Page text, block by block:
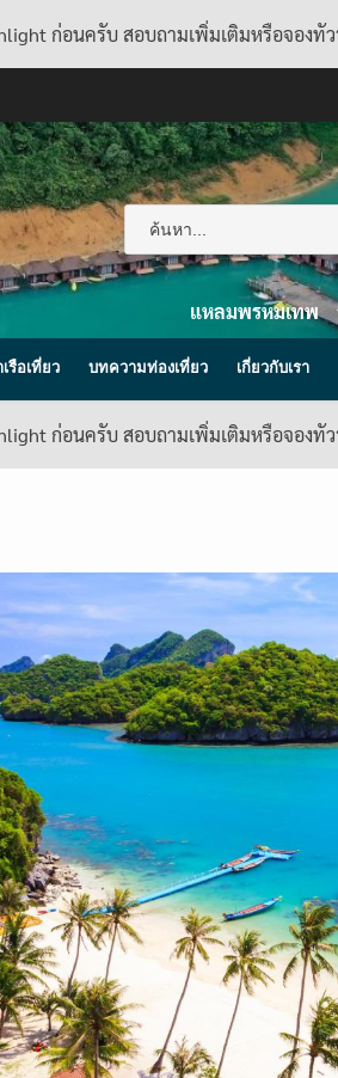
ก่อนครับ สอบถามเพิ่มเติมหรือจองทั
แหลมพรหมเทพ
รือเที่ยว บทความท่องเที่ยว เกี่ยวกับเรา
ก่อนครับ สอบถามเพิ่มเติมหรือจองทั